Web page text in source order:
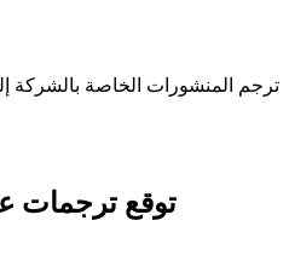
ترجم المنشورات الخاصة بالشركة
توقع ترجمات